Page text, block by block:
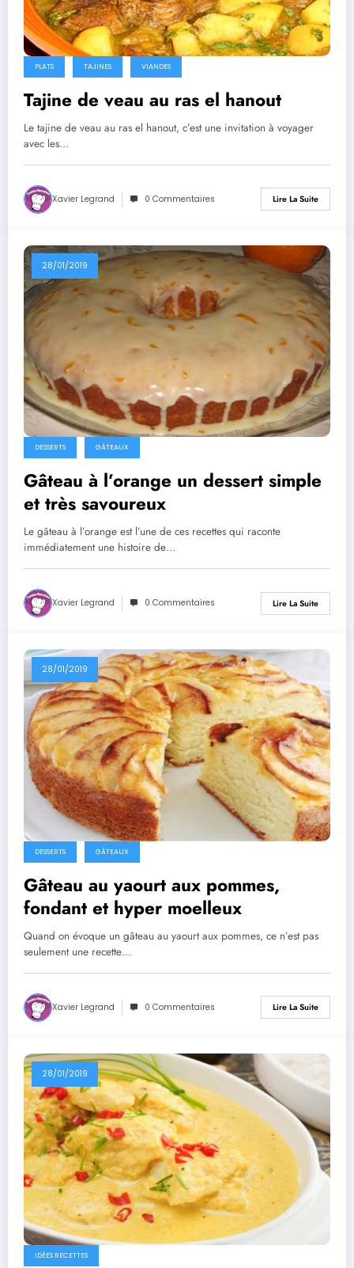
PLATS TAJINES VIANDES
Tajine de veau au ras el hanout
Le tajine de veau au ras el hanout, c’est une invitation à voyager
avec les…
Xavier Legrand 0 Commentaires Lire La Suite
28/01/2019
DESSERTS GÂTEAUX
Gâteau à l’orange un dessert simple
et très savoureux
Le gâteau à l’orange est l’une de ces recettes qui raconte
immédiatement une histoire de…
Xavier Legrand 0 Commentaires Lire La Suite
28/01/2019
DESSERTS GÂTEAUX
Gâteau au yaourt aux pommes,
fondant et hyper moelleux
Quand on évoque un gâteau au yaourt aux pommes, ce n’est pas
seulement une recette…
Xavier Legrand 0 Commentaires Lire La Suite
28/01/2019
IDÉES RECETTES